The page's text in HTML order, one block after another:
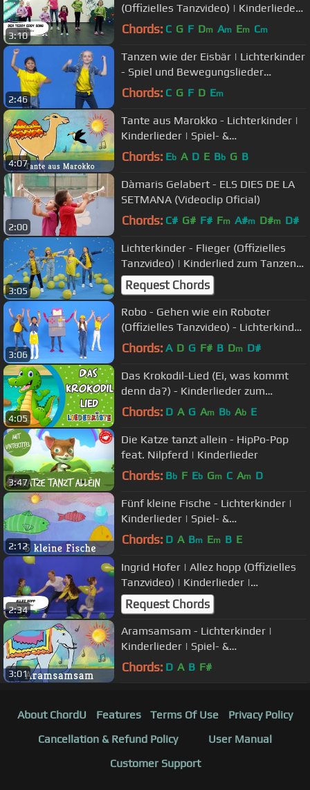
3:10
(Offizielles Tanzvideo) | Kinderlieder |
Bewegungslieder
Chords: C G F Dm Am Em Cm
2:46
Tanzen wie der Eisbär | Lichterkinder
- Spiel und Bewegungslieder
(Tanzvideo)
Chords: C G F D Em
4:07
Tante aus Marokko - Lichterkinder |
Kinderlieder | Spiel- &
Bewegungslieder
Chords: Eb A D E Bb G B
2:00
Dàmaris Gelabert - ELS DIES DE LA
SETMANA (Videoclip Oficial)
Chords: C# G# F# Fm A#m D#m D#
3:05
Lichterkinder - Flieger (Offizielles
Tanzvideo) | Kinderlied zum Tanzen
und Bewegen
Request Chords
3:06
Robo - Gehen wie ein Roboter
(Offizielles Tanzvideo) - Lichterkinder
| Kinderlieder | Spaßlieder
Chords: A D G F# B Dm D#
4:05
Das Krokodil-Lied (Ei, was kommt
denn da?) - Kinderlieder zum
Mitsingen | Liederkiste
Chords: D A G Am Bb Ab E
3:47
Die Katze tanzt allein - HipPo-Pop
feat. Nilpferd | Kinderlieder
Chords: Bb F Eb Gm C Am D
2:12
Fünf kleine Fische - Lichterkinder |
Kinderlieder | Spiel- &
Bewegungslieder
Chords: D A Bm Em B E
2:34
Ingrid Hofer | Allez hopp (Offizielles
Tanzvideo) | Kinderlieder |
Bewegungslieder
Request Chords
3:01
Aramsamsam - Lichterkinder |
Kinderlieder | Spiel- &
Bewegungslieder von Kindern für
Chords: D A B F#
About ChordU Features Terms Of Use
Privacy Policy
Cancellation & Refund Policy
User Manual
Customer Support